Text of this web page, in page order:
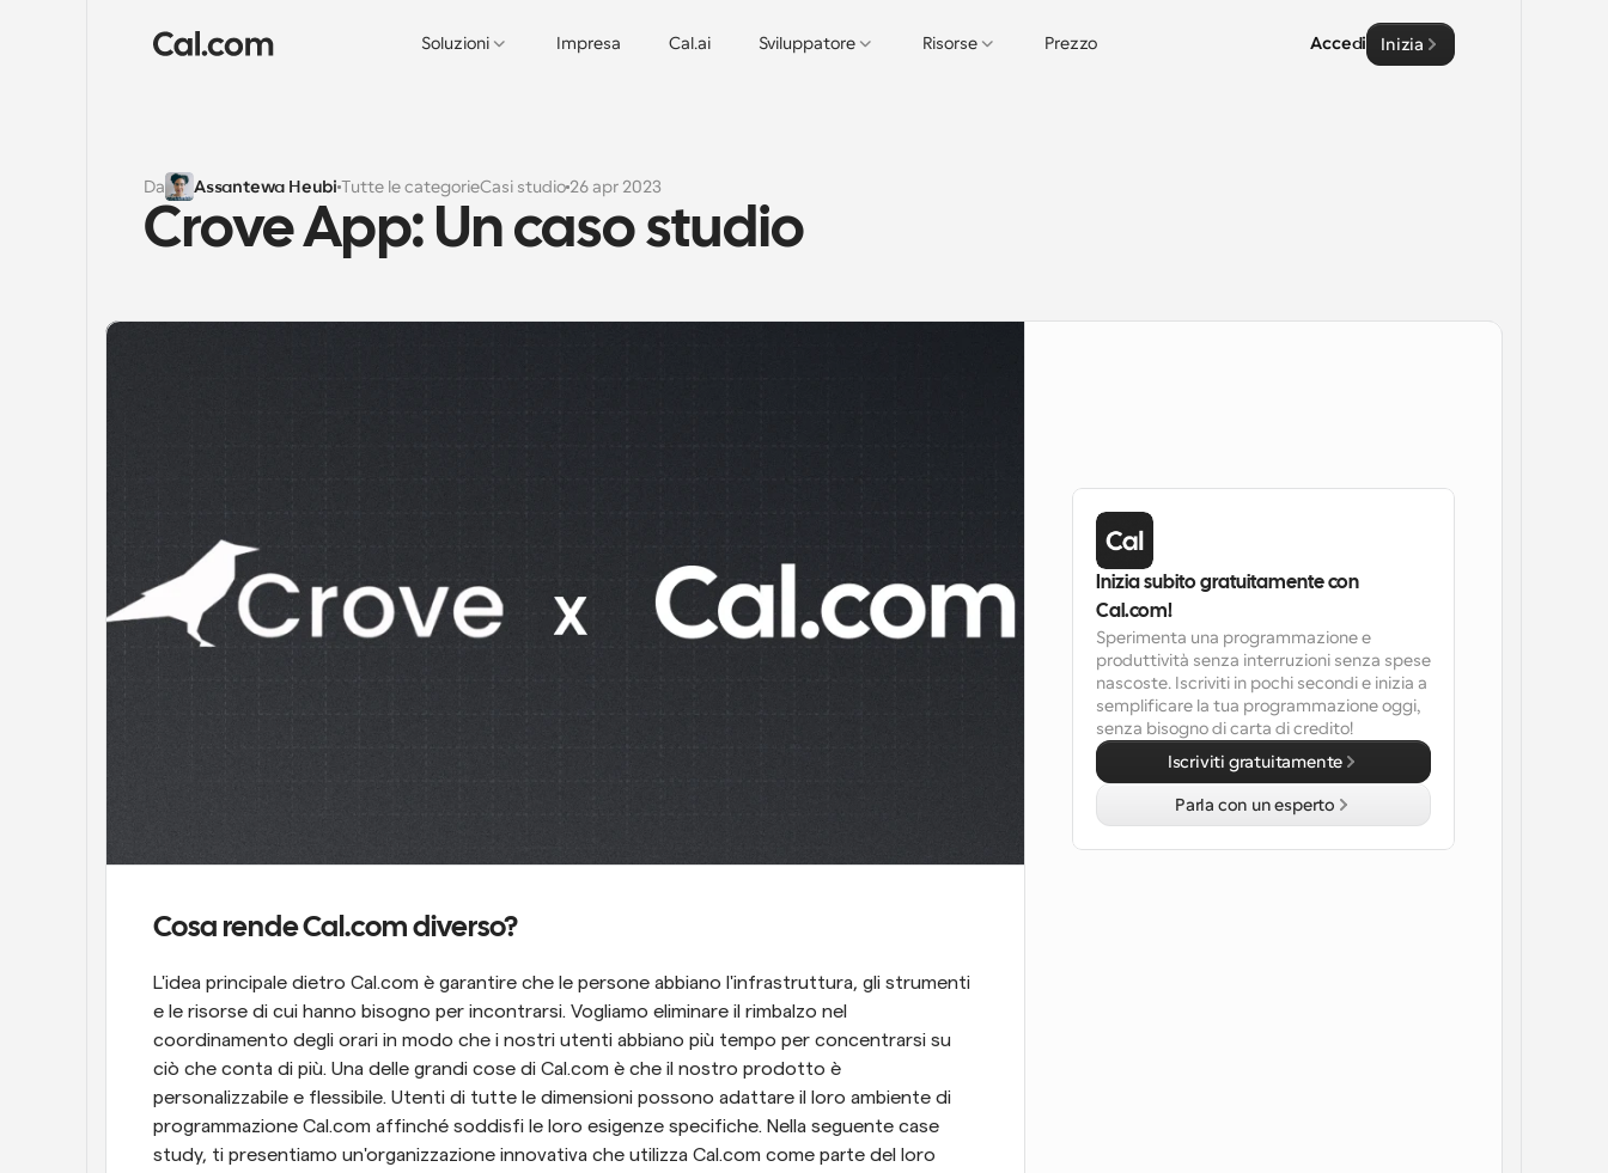
Soluzioni Impresa Cal.ai Sviluppatore Risorse Prezzo Accedi Inizia
Da Assantewa Heubi Tutte le categorieCasi studio 26 apr 2023
Crove App: Un caso studio
Cosa rende Cal.com diverso?
L'idea principale dietro Cal.com è garantire che le persone abbiano l'infrastruttura, gli strumenti
e le risorse di cui hanno bisogno per incontrarsi. Vogliamo eliminare il rimbalzo nel
coordinamento degli orari in modo che i nostri utenti abbiano più tempo per concentrarsi su
ciò che conta di più. Una delle grandi cose di Cal.com è che il nostro prodotto è
personalizzabile e flessibile. Utenti di tutte le dimensioni possono adattare il loro ambiente di
programmazione Cal.com affinché soddisfi le loro esigenze specifiche. Nella seguente case
study, ti presentiamo un'organizzazione innovativa che utilizza Cal.com come parte del loro
Inizia subito gratuitamente con
Cal.com!
Sperimenta una programmazione e
produttività senza interruzioni senza spese
nascoste. Iscriviti in pochi secondi e inizia a
semplificare la tua programmazione oggi,
senza bisogno di carta di credito!
Iscriviti gratuitamente
Parla con un esperto